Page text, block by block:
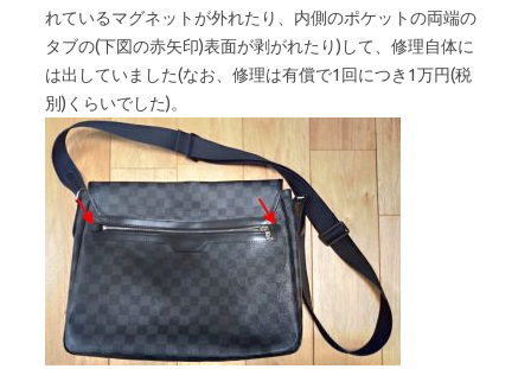
れているマグネットが外れたり、内側のポケットの両端の
タブの(下図の赤矢印)表面が剥がれたり)して、修理自体に
は出していました(なお、修理は有償で1回につき1万円(税
別)くらいでした)。